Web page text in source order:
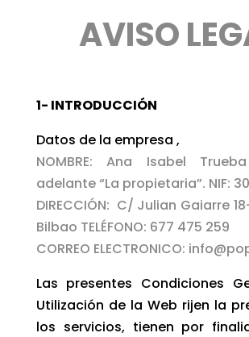
AVISO
1- INTRODUCCIÓN
Datos de la empresa ,
NOMBRE: Ana Isabel
adelante “La propietaria”. NIF:
DIRECCIÓN: C/ Julian Gaiarre
Bilbao TELÉFONO: 677 475 259
CORREO ELECTRONICO:
Las presentes Condiciones
Utilización de la Web rijen la
los servicios, tienen por